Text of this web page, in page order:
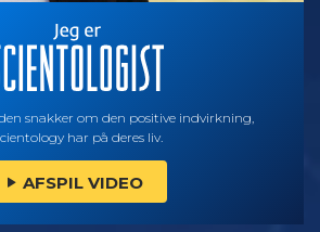
snakker om den positive indvirkning,
har på deres liv.
AFSPIL VIDEO